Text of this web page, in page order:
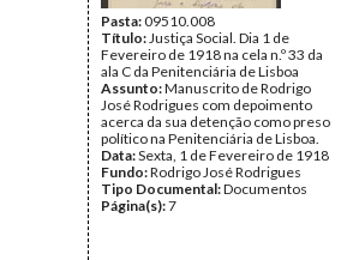
Pasta:09510.008
Título:Justiça Social. Dia 1 de
Fevereiro de 1918 na cela n.º 33 da
ala C da Penitenciária de Lisboa
Assunto:Manuscrito de Rodrigo
José Rodrigues com depoimento
acerca da sua detenção como preso
político na Penitenciária de Lisboa.
Data:Sexta, 1 de Fevereiro de 1918
Fundo:Rodrigo José Rodrigues
Tipo Documental:Documentos
Página(s):7